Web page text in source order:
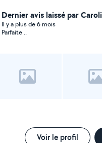
personnes ages les occuper
a faire a manger courses
de nuit.Je fais aussi du
Dernier avis laissé par
Il y a plus de 6 mois
Parfaite ..
Voir le profil